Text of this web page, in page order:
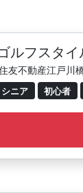
ルフスタイ
友不動産江戸川
シニア 初心者